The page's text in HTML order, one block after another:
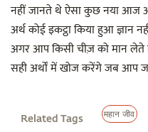
नहीं जानते थे ऐसा कुछ नया आज
अर्थ कोई इकट्ठा किया हुआ ज्ञान
अगर आप किसी चीज़ को मान
सही अर्थों में खोज करेंगे जब आप
Related Tags महान जीव